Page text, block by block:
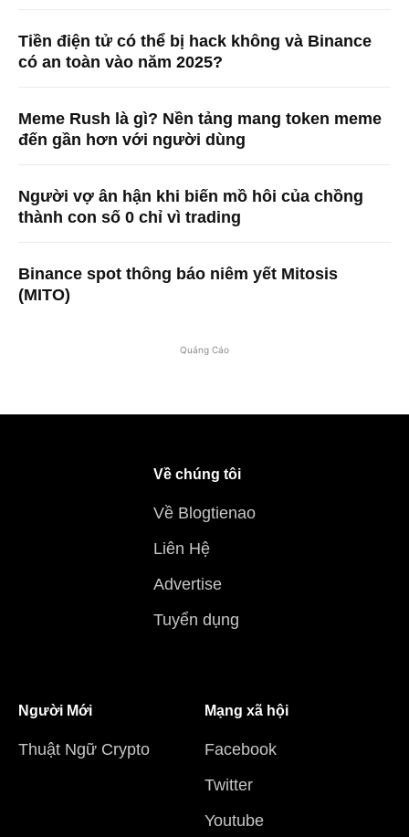
Tiền điện tử có thể bị hack không và Binance
có an toàn vào năm 2025?
Meme Rush là gì? Nền tảng mang token meme
đến gần hơn với người dùng
Người vợ ân hận khi biến mồ hôi của chồng
thành con số 0 chỉ vì trading
Binance spot thông báo niêm yết Mitosis
(MITO)
Quảng Cáo
Về chúng tôi
Về Blogtienao
Liên Hệ
Advertise
Tuyển dụng
Người Mới
Thuật Ngữ Crypto
Mạng xã hội
Facebook
Twitter
Youtube